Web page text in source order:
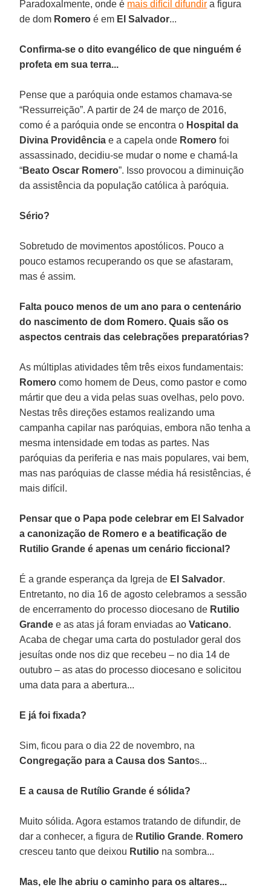
Paradoxalmente, onde é mais difícil difundir a figura
de dom Romero é em El Salvador...
Confirma-se o dito evangélico de que ninguém é
profeta em sua terra...
Pense que a paróquia onde estamos chamava-se
“Ressurreição”. A partir de 24 de março de 2016,
como é a paróquia onde se encontra o Hospital da
Divina Providência e a capela onde Romero foi
assassinado, decidiu-se mudar o nome e chamá-la
“Beato Oscar Romero”. Isso provocou a diminuição
da assistência da população católica à paróquia.
Sério?
Sobretudo de movimentos apostólicos. Pouco a
pouco estamos recuperando os que se afastaram,
mas é assim.
Falta pouco menos de um ano para o centenário
do nascimento de dom Romero. Quais são os
aspectos centrais das celebrações preparatórias?
As múltiplas atividades têm três eixos fundamentais:
Romero como homem de Deus, como pastor e como
mártir que deu a vida pelas suas ovelhas, pelo povo.
Nestas três direções estamos realizando uma
campanha capilar nas paróquias, embora não tenha a
mesma intensidade em todas as partes. Nas
paróquias da periferia e nas mais populares, vai bem,
mas nas paróquias de classe média há resistências, é
mais difícil.
Pensar que o Papa pode celebrar em El Salvador
a canonização de Romero e a beatificação de
Rutilio Grande é apenas um cenário ficcional?
É a grande esperança da Igreja de El Salvador.
Entretanto, no dia 16 de agosto celebramos a sessão
de encerramento do processo diocesano de Rutilio
Grande e as atas já foram enviadas aoVaticano.
Acaba de chegar uma carta do postulador geral dos
jesuítas onde nos diz que recebeu – no dia 14 de
outubro – as atas do processo diocesano e solicitou
uma data para a abertura...
E já foi fixada?
Sim, ficou para o dia 22 de novembro, na
Congregação para a Causa dos Santos...
E a causa de Rutílio Grande é sólida?
Muito sólida. Agora estamos tratando de difundir, de
dar a conhecer, a figura de Rutilio Grande. Romero
cresceu tanto que deixou Rutilio na sombra...
Mas, ele lhe abriu o caminho para os altares...